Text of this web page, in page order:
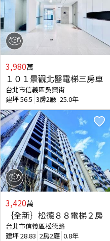
3,980萬
１０１景觀北醫電梯三房車
台北市信義區吳興街
建坪56.5 3房2廳 25.0年
3,420萬
｛全新｝松德８８電梯２房
台北市信義區松德路
建坪28.83 2房2廳 0.8年